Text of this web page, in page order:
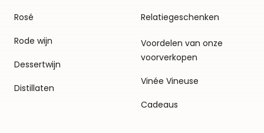
Rosé
Rode wijn
Dessertwijn
Distillaten
Relatiegeschenken
Voordelen van onze
voorverkopen
Vinée Vineuse
Cadeaus